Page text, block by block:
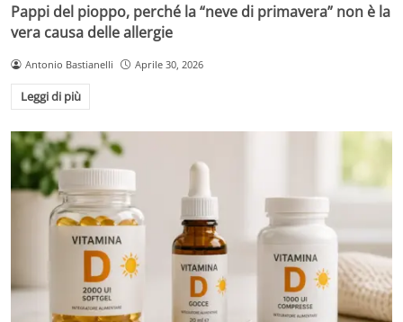
Pappi del pioppo, perché la “neve di primavera” non è la
vera causa delle allergie
Antonio Bastianelli Aprile 30, 2026
Leggi di più